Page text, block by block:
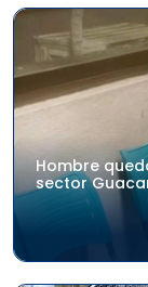
Hombre
sector